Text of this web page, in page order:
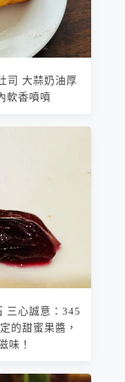
司 大蒜奶油厚
軟香噴噴
三心誠意：345
的甜蜜果醬，
味！